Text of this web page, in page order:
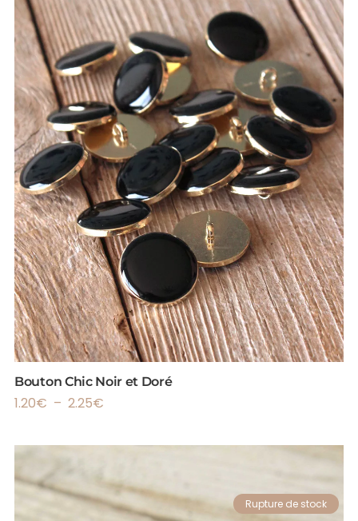
Bouton Chic Noir et Doré
1.20€ – 2.25€
Rupture de stock